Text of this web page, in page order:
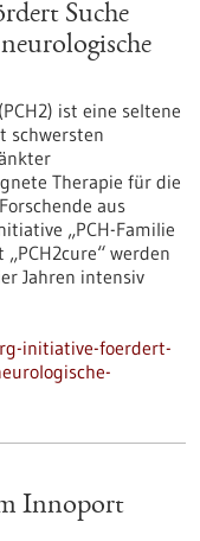
Suche
ist eine seltene
schwersten
Therapie für die
aus
„PCH-Familie
werden
Jahren intensiv
initiative-foerdert-
Innoport